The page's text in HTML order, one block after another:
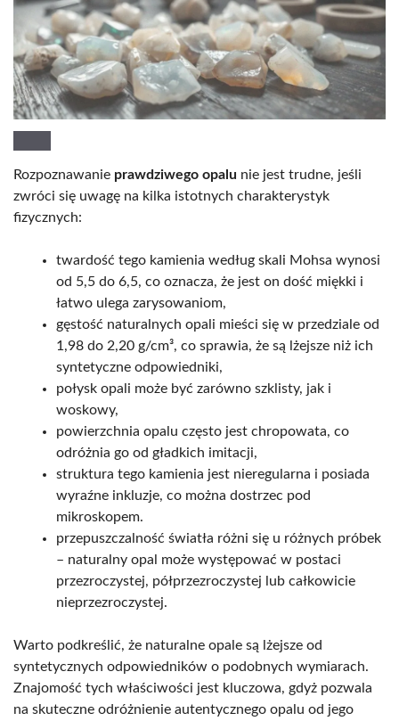
Rozpoznawanie prawdziwego opalu nie jest trudne, jeśli
zwróci się uwagę na kilka istotnych charakterystyk
fizycznych:
twardość tego kamienia według skali Mohsa wynosi
od 5,5 do 6,5, co oznacza, że jest on dość miękki i
łatwo ulega zarysowaniom,
gęstość naturalnych opali mieści się w przedziale od
1,98 do 2,20 g/cm³, co sprawia, że są lżejsze niż ich
syntetyczne odpowiedniki,
połysk opali może być zarówno szklisty, jak i
woskowy,
powierzchnia opalu często jest chropowata, co
odróżnia go od gładkich imitacji,
struktura tego kamienia jest nieregularna i posiada
wyraźne inkluzje, co można dostrzec pod
mikroskopem.
przepuszczalność światła różni się u różnych próbek
– naturalny opal może występować w postaci
przezroczystej, półprzezroczystej lub całkowicie
nieprzezroczystej.
Warto podkreślić, że naturalne opale są lżejsze od
syntetycznych odpowiedników o podobnych wymiarach.
Znajomość tych właściwości jest kluczowa, gdyż pozwala
na skuteczne odróżnienie autentycznego opalu od jego